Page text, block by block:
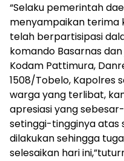
“Selaku pemerintah
menyampaikan terima
telah berpartisipasi
komando Basarnas
Kodam Pattimura,
1508/Tobelo, Kapolres
warga yang terlibat,
apresiasi yang
setinggi-tingginya atas
dilakukan sehingga
selesaikan hari